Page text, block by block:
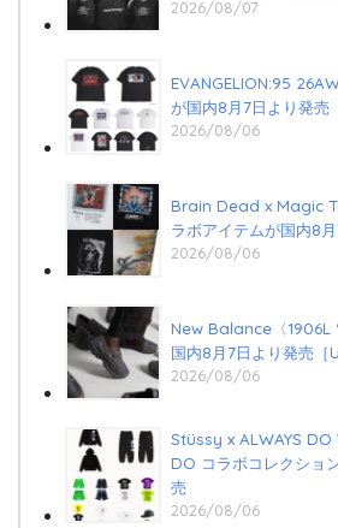
2026/08/07
EVANGELION:95
が国内8月7日より発売
2026/08/06
Brain Dead x Magic
ラボアイテムが国内8
2026/08/06
New Balance〈
国内8月7日より発売［
2026/08/06
Stüssy x ALWAYS DO
DO コラボコレクショ
売
2026/08/06